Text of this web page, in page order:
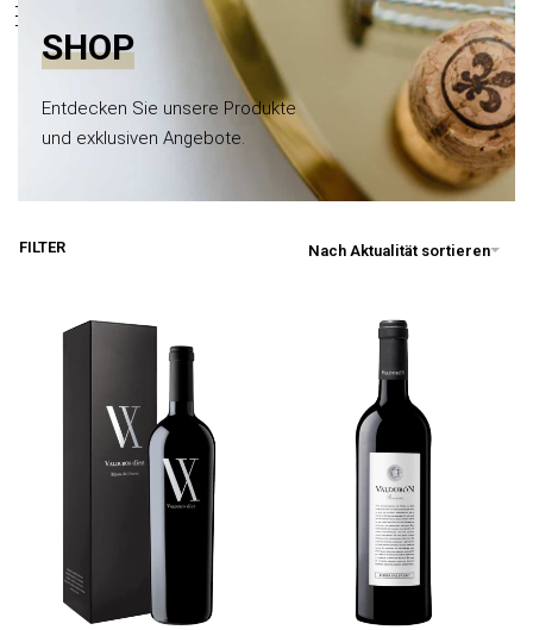
springenSHOP
Entdecken Sie unsere Produkte
und exklusiven Angebote.
Nach Aktualität sortieren
FILTER